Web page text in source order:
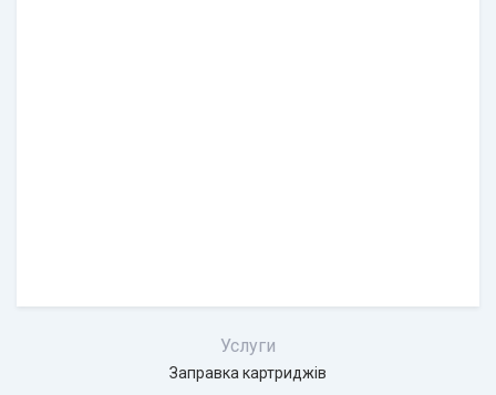
Услуги
Заправка картриджів